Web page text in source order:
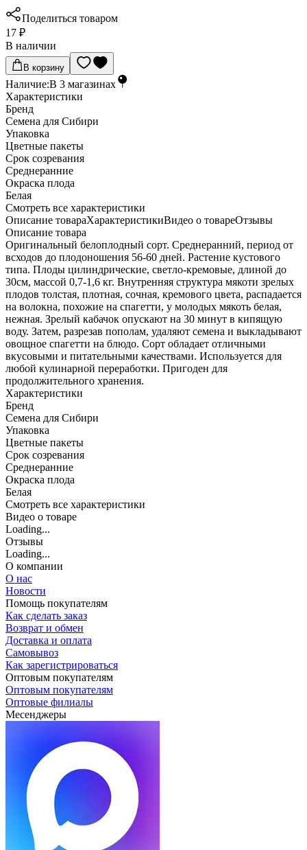
Поделиться товаром
17 ₽
В наличии
В корзину
Наличие:В 3 магазинах
Характеристики
Бренд
Семена для Сибири
Упаковка
Цветные пакеты
Срок созревания
Среднеранние
Окраска плода
Белая
Cмотреть все характеристики
Описание товараХарактеристикиВидео о товареОтзывы
Описание товара
Оригинальный белоплодный сорт. Среднеранний, период от
всходов до плодоношения 56-60 дней. Растение кустового
типа. Плоды цилиндрические, светло-кремовые, длиной до
30см, массой 0,7-1,6 кг. Внутренняя структура мякоти зрелых
плодов толстая, плотная, сочная, кремового цвета, распадается
на волокна, похожие на спагетти, у молодых мякоть белая,
нежная. Зрелый кабачок опускают на 30 минут в кипящую
воду. Затем, разрезав пополам, удаляют семена и выкладывают
овощное спагетти на блюдо. Сорт обладает отличными
вкусовыми и питательными качествами. Используется для
любой кулинарной переработки. Пригоден для
продолжительного хранения.
Характеристики
Бренд
Семена для Сибири
Упаковка
Цветные пакеты
Срок созревания
Среднеранние
Окраска плода
Белая
Cмотреть все характеристики
Видео о товаре
Loading...
Отзывы
Loading...
О компании
О нас
Новости
Помощь покупателям
Как сделать заказ
Возврат и обмен
Доставка и оплата
Самовывоз
Как зарегистрироваться
Оптовым покупателям
Оптовым покупателям
Оптовые филиалы
Месенджеры